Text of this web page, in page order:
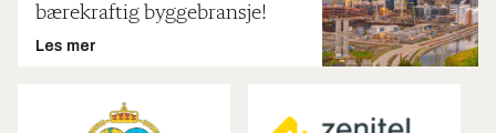
bærekraftig byggebransje!
Les mer